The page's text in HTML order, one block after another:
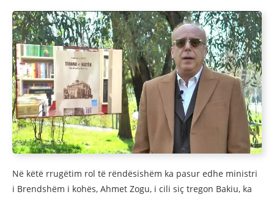
Në këtë rrugëtim rol të rëndësishëm ka pasur edhe ministri
i Brendshëm i kohës, Ahmet Zogu, i cili siç tregon Bakiu, ka